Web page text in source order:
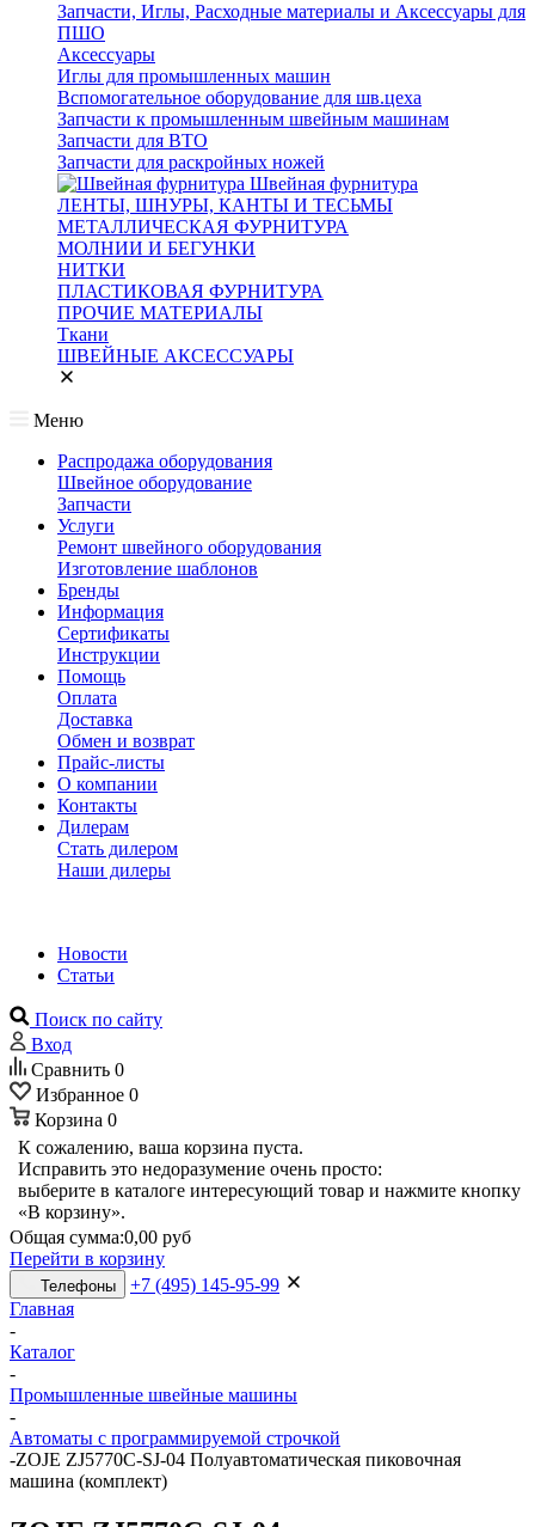
Запчасти, Иглы, Расходные материалы и Аксессуары для
ПШО
Аксессуары
Иглы для промышленных машин
Вспомогательное оборудование для шв.цеха
Запчасти к промышленным швейным машинам
Запчасти для ВТО
Запчасти для раскройных ножей
Швейная фурнитура
ЛЕНТЫ, ШНУРЫ, КАНТЫ И ТЕСЬМЫ
МЕТАЛЛИЧЕСКАЯ ФУРНИТУРА
МОЛНИИ И БЕГУНКИ
НИТКИ
ПЛАСТИКОВАЯ ФУРНИТУРА
ПРОЧИЕ МАТЕРИАЛЫ
Ткани
ШВЕЙНЫЕ АКСЕССУАРЫ
Меню
Распродажа оборудования
Швейное оборудование
Запчасти
Услуги
Ремонт швейного оборудования
Изготовление шаблонов
Бренды
Информация
Сертификаты
Инструкции
Помощь
Оплата
Доставка
Обмен и возврат
Прайс-листы
О компании
Контакты
Дилерам
Стать дилером
Наши дилеры
Новости
Статьи
Поиск по сайту
Вход
Сравнить 0
Избранное 0
Корзина 0
К сожалению, ваша корзина пуста.
Исправить это недоразумение очень просто:
выберите в каталоге интересующий товар и нажмите кнопку
«В корзину».
Общая сумма:0,00 руб
Перейти в корзину
Телефоны
+7 (495) 145-95-99
Главная
-
Каталог
-
Промышленные швейные машины
-
Автоматы с программируемой строчкой
-ZOJE ZJ5770C-SJ-04 Полуавтоматическая пиковочная
машина (комплект)